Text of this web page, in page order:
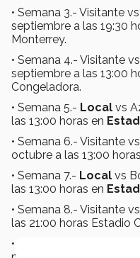
• Semana 3.- Visitante
septiembre a las 19:30
Monterrey.
• Semana 4.- Visitante
septiembre a las 13:00
Congeladora.
• Semana 5.- Local vs
las 13:00 horas en
• Semana 6.- Visitante
octubre a las 13:00
• Semana 7.- Local vs
las 13:00 horas en
• Semana 8.- Visitante
las 21:00 horas Estadio
• Semana 9.-